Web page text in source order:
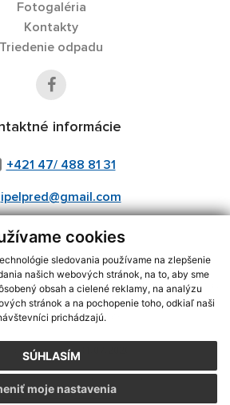
cookies
sledovania používame na zlepšenie
našich webových stránok, na to, aby sme
obsah a cielené reklamy, na analýzu
stránok a na pochopenie toho, odkiaľ naši
prichádzajú.
SÚHLASÍM
moje nastavenia
Fotogaléria
Kontakty
Triedenie odpadu
informácie
+421 47/ 488 81 31
ipelpred@gmail.com
aktuálnych informácií s využitím RSS,
ECHELON 2,Mapa stránok, web portál
domény,registrácia domény,spoločnosť wbx,
,technický prevádzkovateľ
aktualizácia:31.07.2026
|Vyhlásenie o prístupnosti
práva|Cookies